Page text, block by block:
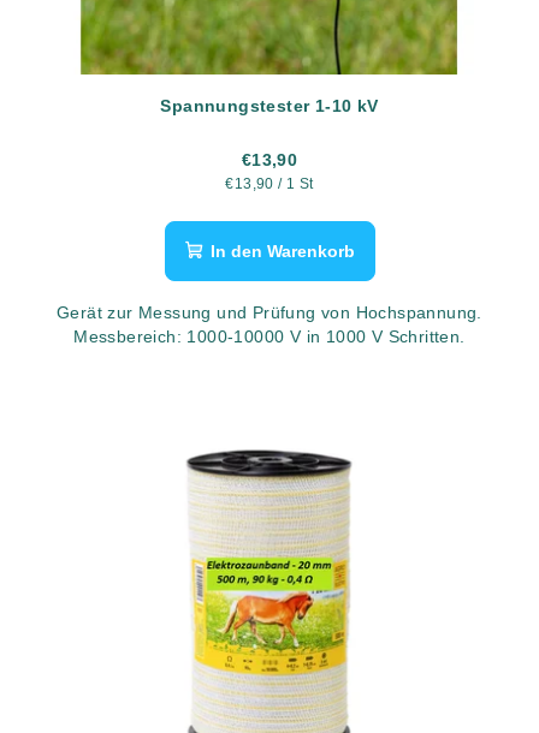
Spannungstester 1-10 kV
€13,90
Verkaufspreis:
€13,90 / 1 St
In den Warenkorb
Gerät zur Messung und Prüfung von Hochspannung.
Messbereich: 1000-10000 V in 1000 V Schritten.